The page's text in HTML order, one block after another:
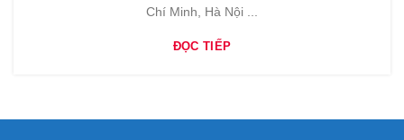
Chí Minh, Hà Nội ...
ĐỌC TIẾP